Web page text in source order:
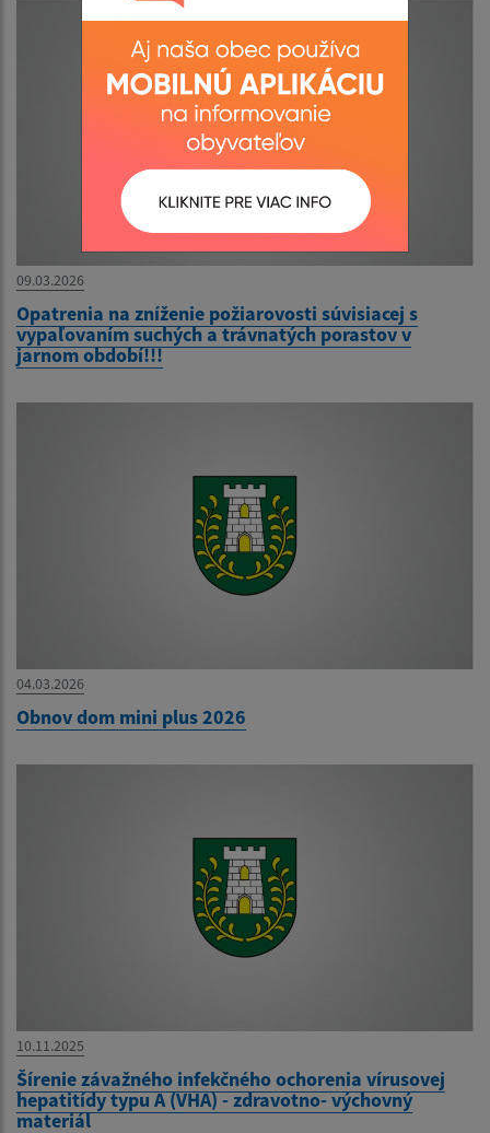
09.03.2026
Opatrenia na zníženie požiarovosti súvisiacej s
vypaľovaním suchých a trávnatých porastov v
jarnom období!!!
04.03.2026
Obnov dom mini plus 2026
10.11.2025
Šírenie závažného infekčného ochorenia vírusovej
hepatitídy typu A (VHA) - zdravotno- výchovný
materiál